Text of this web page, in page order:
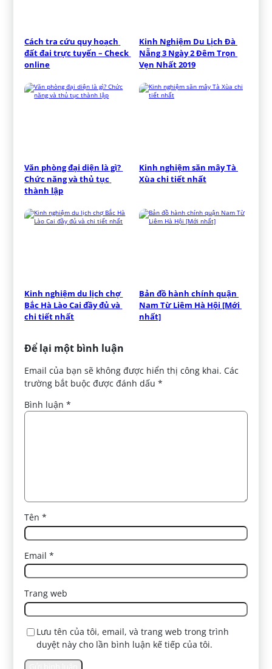
Cách tra cứu quy hoạch
đất đai trực tuyến – Check
online
Kinh Nghiệm Du Lịch Đà
Nẵng 3 Ngày 2 Đêm Trọn
Vẹn Nhất 2019
Văn phòng đại diện là gì?
Chức năng và thủ tục
thành lập
Kinh nghiệm săn mây Tà
Xùa chi tiết nhất
Kinh nghiệm du lịch chợ
Bắc Hà Lào Cai đầy đủ và
chi tiết nhất
Bản đồ hành chính quận
Nam Từ Liêm Hà Hội [Mới
nhất]
Để lại một bình luận
Email của bạn sẽ không được hiển thị công khai. Các
trường bắt buộc được đánh dấu*
Bình luận*
Tên*
Email*
Trang web
Lưu tên của tôi, email, và trang web trong trình
duyệt này cho lần bình luận kế tiếp của tôi.